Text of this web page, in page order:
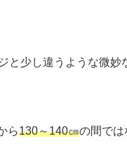
少し違うような微妙
ら130～140㎝の間では